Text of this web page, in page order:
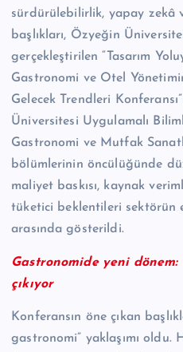
sürdürülebilirlik, yapay zekâ
başlıkları, Özyeğin
gerçekleştirilen “Tasarım
Gastronomi ve Otel
Gelecek Trendleri
Üniversitesi Uygulamalı
Gastronomi ve Mutfak
bölümlerinin öncülüğünde
maliyet baskısı, kaynak
tüketici beklentileri sektörün
arasında gösterildi.
Gastronomide yeni
çıkıyor
Konferansın öne çıkan
gastronomi” yaklaşımı oldu.